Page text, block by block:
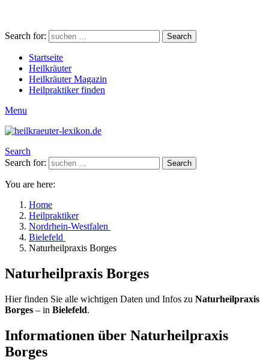
Search for: Search
Startseite
Heilkräuter
Heilkräuter Magazin
Heilpraktiker finden
Menu
Search
Search for:
Search
You are here:
Home
Heilpraktiker
Nordrhein-Westfalen
Bielefeld
Naturheilpraxis Borges
Naturheilpraxis Borges
Hier finden Sie alle wichtigen Daten und Infos zu Naturheilpraxis
Borges – in Bielefeld.
Informationen über Naturheilpraxis
Borges